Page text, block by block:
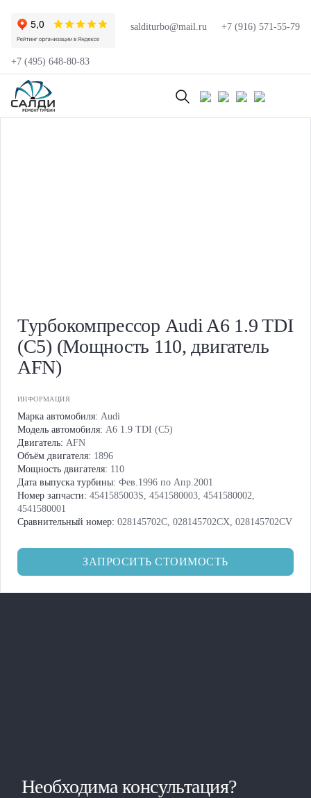
salditurbo@mail.ru +7 (916) 571-55-79
+7 (495) 648-80-83
Турбокомпрессор Audi A6 1.9 TDI
(C5) (Мощность 110, двигатель
AFN)
ИНФОРМАЦИЯ
Марка автомобиля: Audi
Модель автомобиля: A6 1.9 TDI (C5)
Двигатель: AFN
Объём двигателя: 1896
Мощность двигателя: 110
Дата выпуска турбины: Фев.1996 по Апр.2001
Номер запчасти: 4541585003S, 4541580003, 4541580002,
4541580001
Сравнительный номер: 028145702C, 028145702CX, 028145702CV
ЗАПРОСИТЬ СТОИМОСТЬ
Необходима консультация?